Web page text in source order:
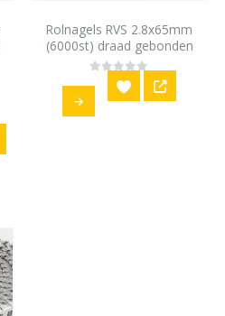
Rolnagels RVS 2.8x65mm
(6000st) draad gebonden
bolkop vlakke rol
out of 5